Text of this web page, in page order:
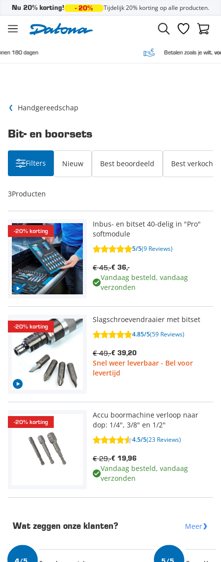
Nu 20% korting! - 20% Tijdelijk 20% korting op alle producten.
Verlanglijst
Betalen zoals je wilt,vooraf en
Handgereedschap
Bit- en boorsets
Filters Nieuw Best beoordeeld Best verkocht
3Producten
-20% korting
Inbus- en bitset 40-delig in "Pro"
softmodule
5/5(9 Reviews)
€ 36,-
€ 45,-
Vandaag besteld, vandaag
verzonden
-20% korting
Slagschroevendraaier met bitset
4.85/5(59 Reviews)
€ 39,20
€ 49,-
Snel weer leverbaar - Bel voor
levertijd
-20% korting
Accu boormachine verloop naar
dop: 1/4", 3/8" en 1/2"
4.5/5(23 Reviews)
€ 19,96
€ 29,-
Vandaag besteld, vandaag
verzonden
Wat zeggen onze klanten? Meer